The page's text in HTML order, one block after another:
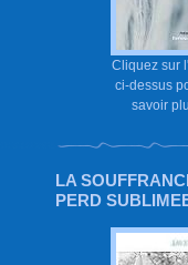
Cliquez sur
ci-dessus
savoir
LA
PERD